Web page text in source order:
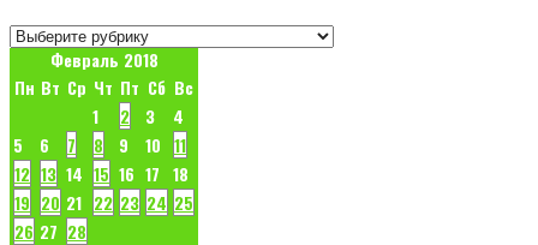
Лучшее
категориям:
Февраль 2018
Пн Вт Ср Чт Пт Сб Вс
1
2 3
4
5
6 7 8 9 10 11
12 13 14 15 16 17 18
19 20 21 22 23 24 25
26 27 28